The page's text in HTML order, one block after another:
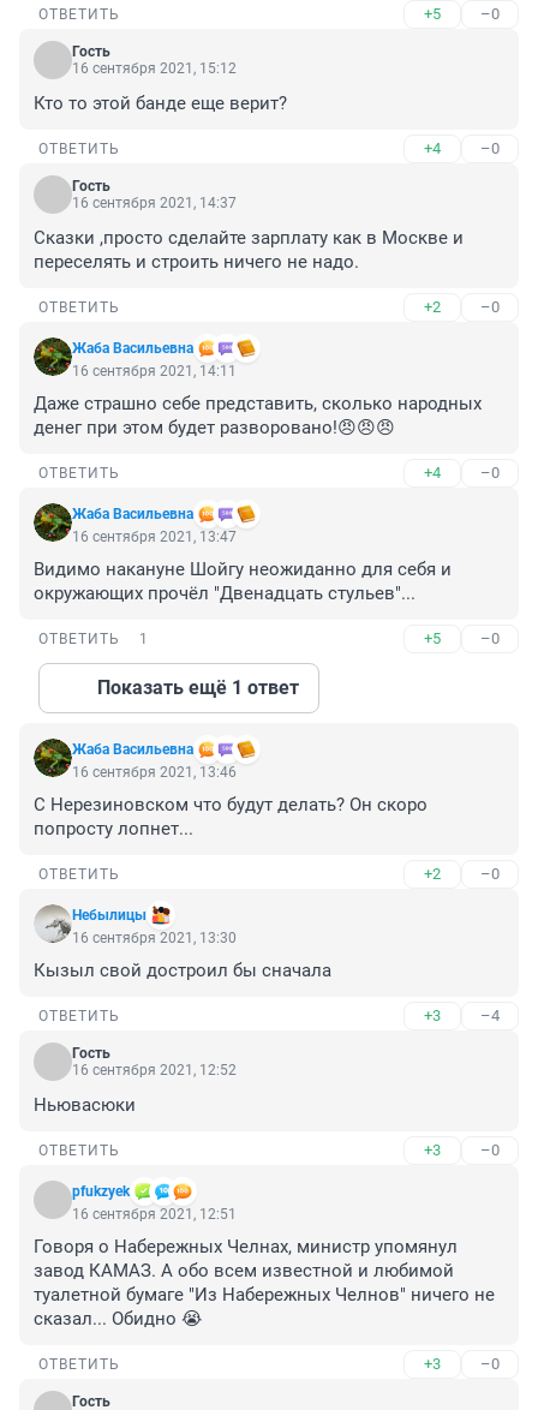
ОТВЕТИТЬ +5 –0
Гость
16 сентября 2021, 15:12
Кто то этой банде еще верит?
ОТВЕТИТЬ +4 –0
Гость
16 сентября 2021, 14:37
Сказки ,просто сделайте зарплату как в Москве и
переселять и строить ничего не надо.
ОТВЕТИТЬ +2 –0
Жаба Васильевна
16 сентября 2021, 14:11
Даже страшно себе представить, сколько народных
денег при этом будет разворовано!😠😠😠
ОТВЕТИТЬ +4 –0
Жаба Васильевна
16 сентября 2021, 13:47
Видимо накануне Шойгу неожиданно для себя и
окружающих прочёл "Двенадцать стульев"...
ОТВЕТИТЬ 1 +5 –0
Показать ещё 1 ответ
Жаба Васильевна
16 сентября 2021, 13:46
С Нерезиновском что будут делать? Он скоро
попросту лопнет...
ОТВЕТИТЬ +2 –0
Небылицы
16 сентября 2021, 13:30
Кызыл свой достроил бы сначала
ОТВЕТИТЬ +3 –4
Гость
16 сентября 2021, 12:52
Ньювасюки
ОТВЕТИТЬ +3 –0
pfukzyek
16 сентября 2021, 12:51
Говоря о Набережных Челнах, министр упомянул
завод КАМАЗ. А обо всем известной и любимой
туалетной бумаге "Из Набережных Челнов" ничего не
сказал... Обидно 😭
ОТВЕТИТЬ +3 –0
Гость